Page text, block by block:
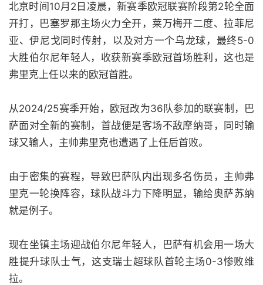
北京时间10月2日凌晨，新赛季欧冠联赛阶段第2轮全面
开打，巴塞罗那主场火力全开，莱万梅开二度、拉菲尼
亚、伊尼戈同时传射，以及对方一个乌龙球，最终5-0
大胜伯尔尼年轻人，收获新赛季欧冠首场胜利，这也是
弗里克上任以来的欧冠首胜。
从2024/25赛季开始，欧冠改为36队参加的联赛制，巴
萨面对全新的赛制，首战便是客场不敌摩纳哥，同时输
球又输人，主帅弗里克也遭遇了上任后首败。
由于密集的赛程，导致巴萨队内出现多名伤员，主帅弗
里克一轮换阵容，球队战斗力下降明显，输给奥萨苏纳
就是例子。
现在坐镇主场迎战伯尔尼年轻人，巴萨有机会用一场大
胜提升球队士气，这支瑞士超球队首轮主场0-3惨败维
拉。